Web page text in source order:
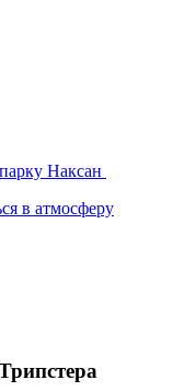
Наксан
в атмосферу